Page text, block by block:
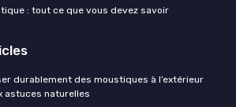
: tout ce que vous devez savoir
durablement des moustiques à l’extérieur
astuces naturelles